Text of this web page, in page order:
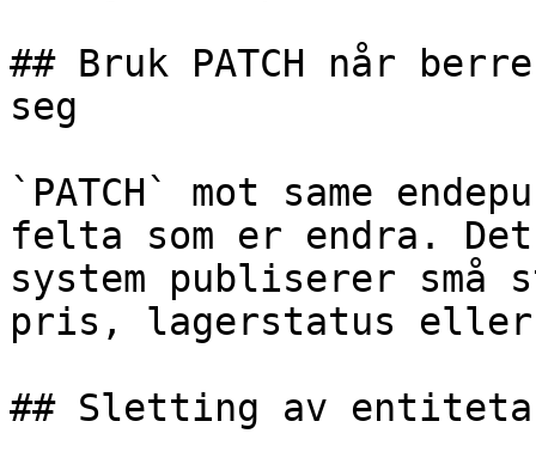
## Bruk PATCH når
seg
`PATCH` mot same
felta som er endra.
system publiserer små
pris, lagerstatus
## Sletting av